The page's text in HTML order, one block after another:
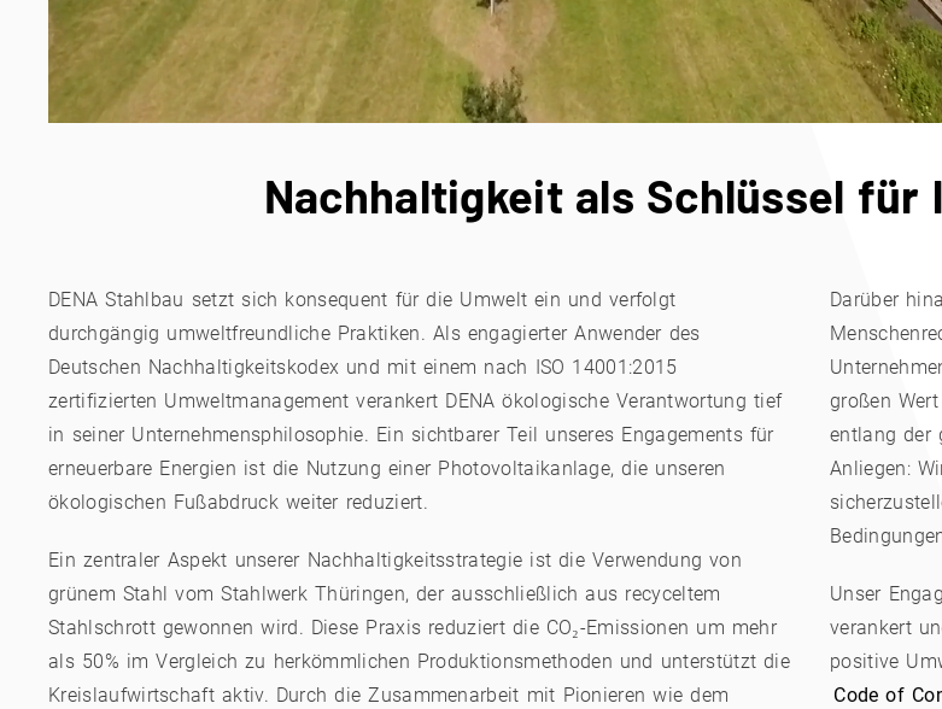
Nachhaltigkeit als Schlüssel
DENA Stahlbau setzt sich konsequent für die Umwelt ein und verfolgt
durchgängig umweltfreundliche Praktiken. Als engagierter Anwender des
Deutschen Nachhaltigkeitskodex und mit einem nach ISO 14001:2015
zertifizierten Umweltmanagement verankert DENA ökologische Verantwortung tief
in seiner Unternehmensphilosophie. Ein sichtbarer Teil unseres Engagements für
erneuerbare Energien ist die Nutzung einer Photovoltaikanlage, die unseren
ökologischen Fußabdruck weiter reduziert.
Ein zentraler Aspekt unserer Nachhaltigkeitsstrategie ist die Verwendung von
grünem Stahl vom Stahlwerk Thüringen, der ausschließlich aus recyceltem
Stahlschrott gewonnen wird. Diese Praxis reduziert die CO₂-Emissionen um mehr
als 50% im Vergleich zu herkömmlichen Produktionsmethoden und unterstützt die
Kreislaufwirtschaft aktiv. Durch die Zusammenarbeit mit Pionieren wie dem
Darüber
großen
entlang der
Anliegen:
Unser
verankert
positive
Code of